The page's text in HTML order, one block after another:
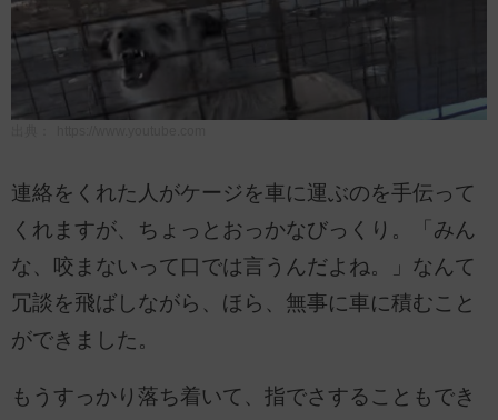
連絡をくれた人がケージを車に運ぶのを手伝って
くれますが、ちょっとおっかなびっくり。「みん
な、咬まないって口では言うんだよね。」なんて
冗談を飛ばしながら、ほら、無事に車に積むこと
ができました。
もうすっかり落ち着いて、指でさすることもでき